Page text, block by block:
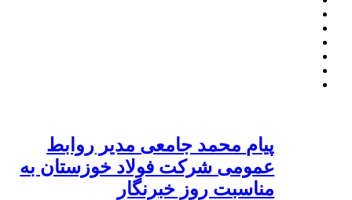
پیام محمد جامعی مدیر روابط
عمومی شرکت فولاد خوزستان به
مناسبت روز خبرنگار